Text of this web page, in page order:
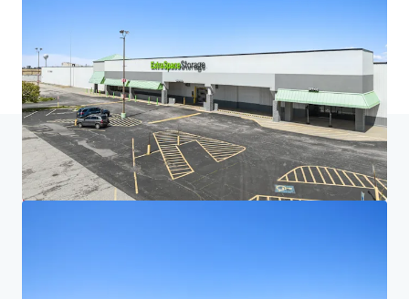
Zuletzt aktualisiert Jul 1, 2026
Home Suchergebnisse Five-Property Midwest Portfolio